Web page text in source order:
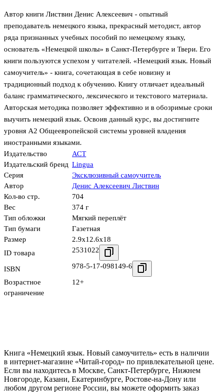
Автор книги Листвин Денис Алексеевич - опытный
преподаватель немецкого языка, прекрасный методист, автор
ряда признанных учебных пособий по немецкому языку,
основатель «Немецкой школы» в Санкт-Петербурге и Твери. Его
книги пользуются успехом у читателей. «Немецкий язык. Новый
самоучитель» - книга, сочетающая в себе новизну и
традиционный подход к обучению. Книгу отличает идеальный
баланс грамматического, лексического и текстового материала.
Авторская методика позволяет эффективно и в обозримые сроки
выучить немецкий язык. Освоив данный курс, вы достигните
уровня A2 Общеевропейской системы уровней владения
иностранными языками.
Издательство
АСТ
Издательский бренд Lingua
Серия
Эксклюзивный самоучитель
Автор
Денис Алексеевич Листвин
Кол-во стр.
704
Вес
374 г
Тип обложки
Мягкий переплёт
Тип бумаги
Газетная
Размер
2.9x12.6x18
ID товара
2531022
ISBN 978-5-17-098149-6
Возрастное
ограничение
12+
Книга «Немецкий язык. Новый самоучитель» есть в наличии
в интернет-магазине «Читай-город» по привлекательной цене.
Если вы находитесь в Москве, Санкт-Петербурге, Нижнем
Новгороде, Казани, Екатеринбурге, Ростове-на-Дону или
любом другом регионе России, вы можете оформить заказ